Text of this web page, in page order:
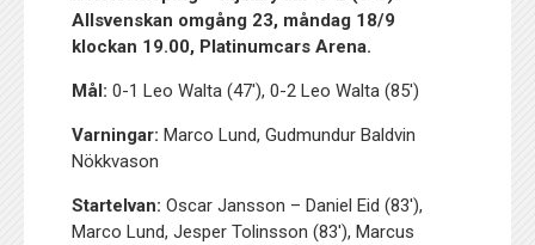
Allsvenskan omgång 23, måndag 18/9
klockan 19.00, Platinumcars Arena.
Mål:0-1 Leo Walta (47′), 0-2 Leo Walta (85′)
Varningar:Marco Lund, Gudmundur Baldvin
Nökkvason
Startelvan:Oscar Jansson – Daniel Eid (83′),
Marco Lund, Jesper Tolinsson (83′), Marcus